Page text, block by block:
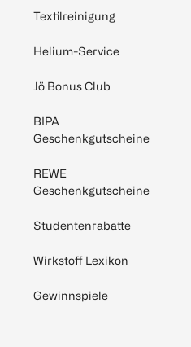
Textilreinigung
Helium-Service
Jö Bonus Club
BIPA
Geschenkgutscheine
REWE
Geschenkgutscheine
Studentenrabatte
Wirkstoff Lexikon
Gewinnspiele